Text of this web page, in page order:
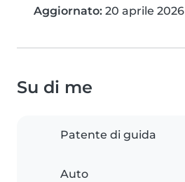
Aggiornato: 20 aprile 2026
Su di me
Patente di guida
Auto